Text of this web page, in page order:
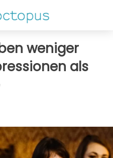
weniger
als